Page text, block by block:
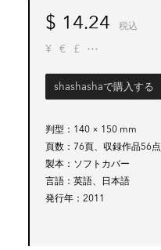
$ 14.24 税込
¥ € £
shashashaで購入する
判型
140 × 150 mm
頁数
76頁、収録作品56点
製本
ソフトカバー
言語
英語、日本語
発行年
2011